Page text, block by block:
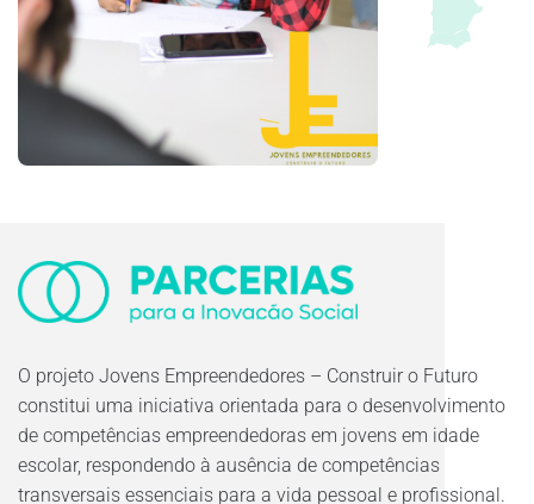
O projeto Jovens Empreendedores – Construir o Futuro
constitui uma iniciativa orientada para o desenvolvimento
de competências empreendedoras em jovens em idade
escolar, respondendo à ausência de competências
transversais essenciais para a vida pessoal e profissional.